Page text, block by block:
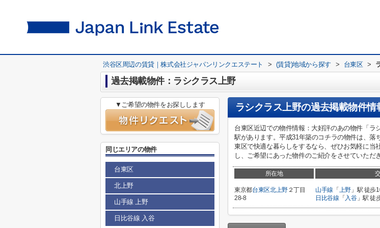
渋谷区周辺の賃貸｜株式会社ジャパンリンクエステート > (賃貸)地域から探す > 台東区 >
過去掲載物件：ラシクラス上野
ラシクラス上野の過去掲載物件情
台東区近辺での物件情報：大好評のあの物件「
駅があります。平成31年築のコチラの物件は、
東区で快適な暮らしをするなら、ぜひお気軽に
し、ご希望にあった物件のご紹介をさせていただ
所在地
東京都台東区北上野２丁目
28-8
山手線 「 上野」駅 徒歩
日比谷線 「 入谷」駅 徒
▼ご希望の物件をお探しします
同じエリアの物件
台東区
北上野
山手線 上野
日比谷線 入谷